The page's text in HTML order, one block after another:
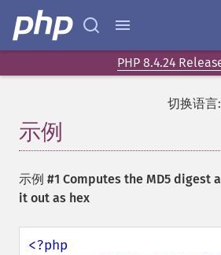
PHP 8.4.24
切换语言:
示例
示例 #1 Computes the MD5 digest
it out as hex
<?php